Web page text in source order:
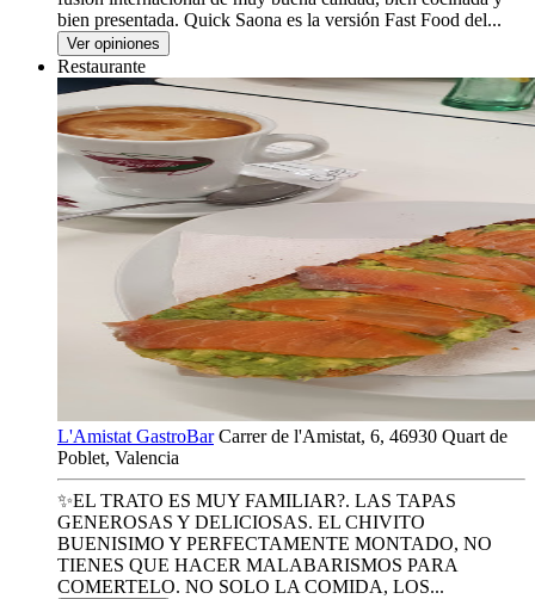
bien presentada. Quick Saona es la versión Fast Food del...
Ver opiniones
Restaurante
L'Amistat GastroBar Carrer de l'Amistat, 6, 46930 Quart de
Poblet, Valencia
✨EL TRATO ES MUY FAMILIAR?. LAS TAPAS
GENEROSAS Y DELICIOSAS. EL CHIVITO
BUENISIMO Y PERFECTAMENTE MONTADO, NO
TIENES QUE HACER MALABARISMOS PARA
COMERTELO. NO SOLO LA COMIDA, LOS...